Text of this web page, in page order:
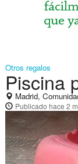
Otros regalos
Piscina
Madrid,
Publicado hace 2